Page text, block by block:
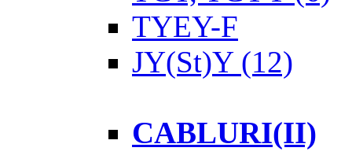
TYEY-F
JY(St)Y(12)
CABLURI(II)